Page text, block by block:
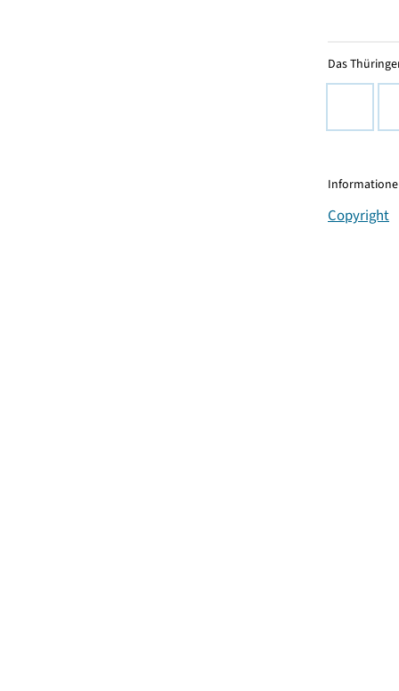
Das
Copyright